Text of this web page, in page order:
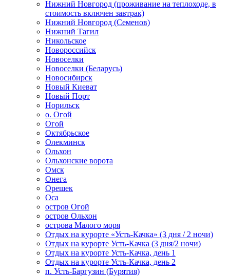
Нижний Новгород (проживание на теплоходе, в
стоимость включен завтрак)
Нижний Новгород (Семенов)
Нижний Тагил
Никольское
Новороссийск
Новоселки
Новоселки (Беларусь)
Новосибирск
Новый Киеват
Новый Порт
Норильск
о. Огой
Огой
Октябрьское
Олекминск
Ольхон
Ольхонские ворота
Омск
Онега
Орешек
Оса
остров Огой
остров Ольхон
острова Малого моря
Отдых на курорте «Усть-Качка» (3 дня / 2 ночи)
Отдых на курорте Усть-Качка (3 дня/2 ночи)
Отдых на курорте Усть-Качка, день 1
Отдых на курорте Усть-Качка, день 2
п. Усть-Баргузин (Бурятия)